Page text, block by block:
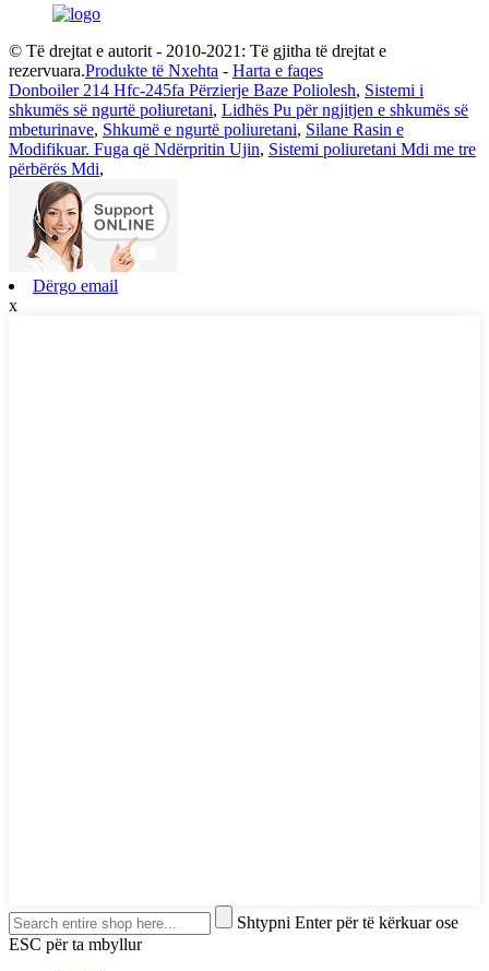
© Të drejtat e autorit - 2010-2021: Të gjitha të drejtat e
rezervuara.Produkte të Nxehta - Harta e faqes
Donboiler 214 Hfc-245fa Përzierje Baze Poliolesh, Sistemi i
shkumës së ngurtë poliuretani, Lidhës Pu për ngjitjen e shkumës së
mbeturinave, Shkumë e ngurtë poliuretani, Silane Rasin e
Modifikuar. Fuga që Ndërpritin Ujin, Sistemi poliuretani Mdi me tre
përbërës Mdi,
Dërgo email
x
Shtypni Enter për të kërkuar ose
ESC për ta mbyllur